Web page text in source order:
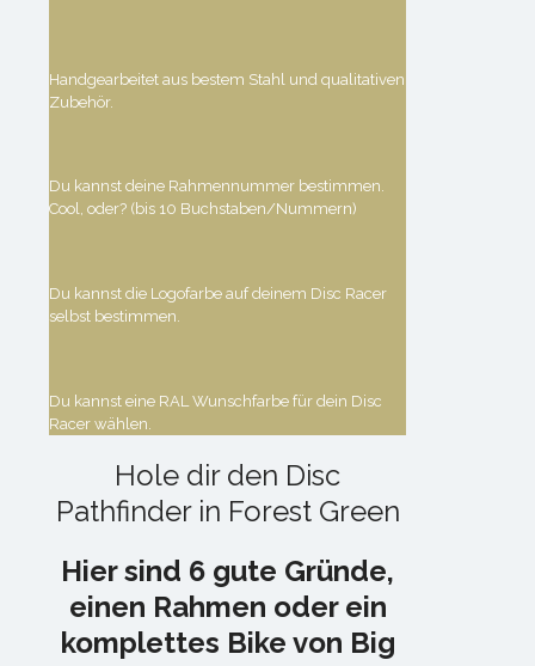
Handgearbeitet aus bestem Stahl und qualitativen
Zubehör.
Du kannst deine Rahmennummer bestimmen.
Cool, oder? (bis 10 Buchstaben/Nummern)
Du kannst die Logofarbe auf deinem Disc Racer
selbst bestimmen.
Du kannst eine RAL Wunschfarbe für dein Disc
Racer wählen.
Hole dir den Disc
Pathfinder in Forest Green
Hier sind 6 gute Gründe,
einen Rahmen oder ein
komplettes Bike von Big